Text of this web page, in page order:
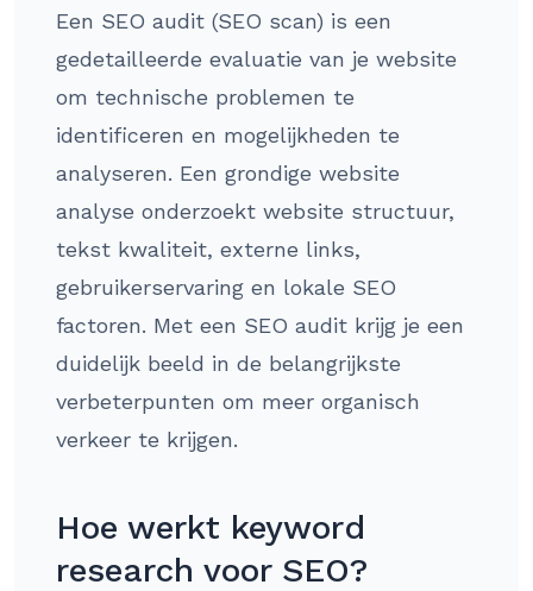
Een SEO audit (SEO scan) is een
gedetailleerde evaluatie van je website
om technische problemen te
identificeren en mogelijkheden te
analyseren. Een grondige website
analyse onderzoekt website structuur,
tekst kwaliteit, externe links,
gebruikerservaring en lokale SEO
factoren. Met een SEO audit krijg je een
duidelijk beeld in de belangrijkste
verbeterpunten om meer organisch
verkeer te krijgen.
Hoe werkt keyword
research voor SEO?